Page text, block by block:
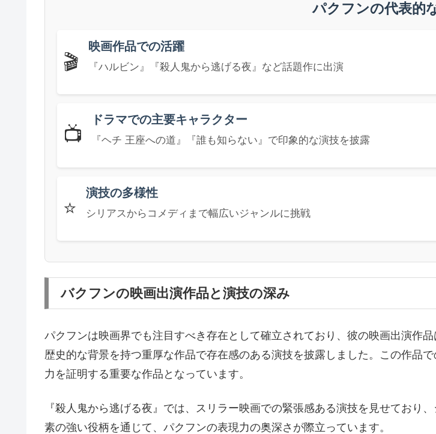
パクフンの代表的
🎬
映画作品での活躍
『ハルビン』『殺人鬼から逃げる夜』など話題作に出演
📺
ドラマでの主要キャラクター
『ヘチ 王座への道』『誰も知らない』で印象的な演技を披露
⭐
演技の多様性
シリアスからコメディまで幅広いジャンルに挑戦
バクフンの映画出演作品と演技の深み
パクフンは映画界でも注目すべき存在として確立されており、彼の映画出演作
歴史的な背景を持つ重厚な作品で存在感のある演技を披露しました。この作品
力を証明する重要な作品となっています。
『殺人鬼から逃げる夜』では、スリラー映画での緊張感ある演技を見せており
素の強い役柄を通じて、パクフンの表現力の奥深さが際立っています。